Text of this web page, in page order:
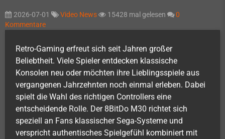
2026-07-01 Video News 15428 mal gelesen
0
Kommentare
Retro-Gaming erfreut sich seit Jahren großer
Beliebtheit. Viele Spieler entdecken klassische
Konsolen neu oder möchten ihre Lieblingsspiele aus
vergangenen Jahrzehnten noch einmal erleben. Dabei
spielt die Wahl des richtigen Controllers eine
entscheidende Rolle. Der 8BitDo M30 richtet sich
speziell an Fans klassischer Sega-Systeme und
verspricht authentisches Spielgefühl kombiniert mit